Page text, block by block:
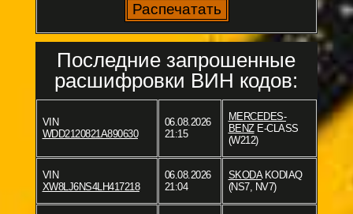
Последние запрошенные
расшифровки ВИН кодов:
VIN
WDD2120821A890630
06.08.2026
21:15
MERCEDES-
BENZE-CLASS
(W212)
VIN
XW8LJ6NS4LH417218
06.08.2026
21:04
SKODAKODIAQ
(NS7, NV7)